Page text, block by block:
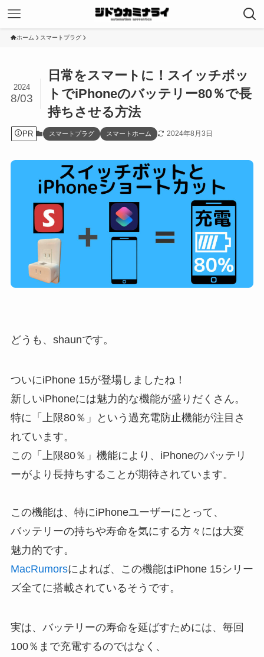
ホーム スマートプラグ
日常をスマートに！スイッチボッ
トでiPhoneのバッテリー80％で長
持ちさせる方法
2024
8/03
PR スマートプラグ スマートホーム 2024年8月3日
どうも、shaunです。
ついにiPhone 15が登場しましたね！
新しいiPhoneには魅力的な機能が盛りだくさん。
特に「
上限80％ 」という 過充電防止機能が注目さ
れています。
この「上限80％」機能により、iPhoneのバッテリ
ーがより長持ちすることが期待されています。
この機能は、特にiPhoneユーザーにとって、
バッテリーの持ちや寿命を気にする方々には大変
魅力的です。
MacRumorsによれば、この機能はiPhone 15シリー
ズ全てに搭載されているそうです。
実は、 バッテリーの寿命を延ばすためには、毎回
100％まで充電するのではなく、